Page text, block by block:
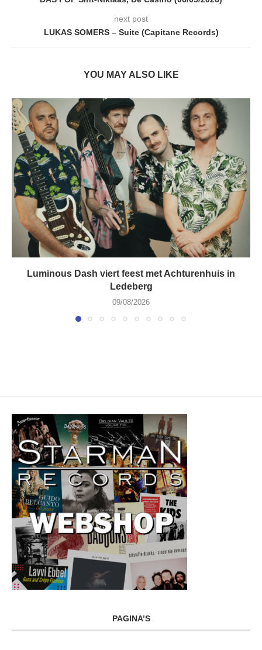
next post
LUKAS SOMERS – Suite (Capitane Records)
YOU MAY ALSO LIKE
Luminous Dash viert feest met Achturenhuis in
Ledeberg
09/08/2026
PAGINA’S